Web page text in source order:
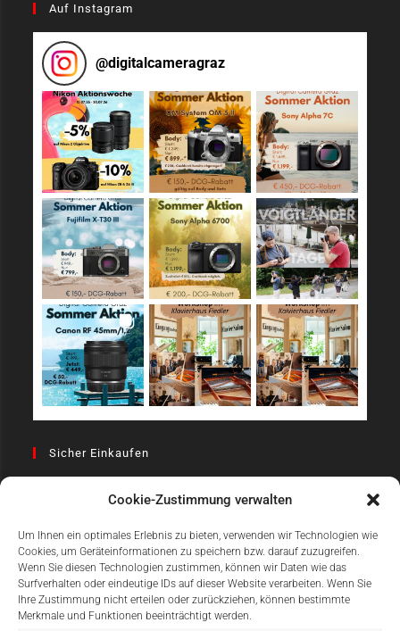
Cookie-Zustimmung verwalten
Um Ihnen ein optimales Erlebnis zu bieten, verwenden wir Technologien wie
Cookies, um Geräteinformationen zu speichern bzw. darauf zuzugreifen.
Wenn Sie diesen Technologien zustimmen, können wir Daten wie das
Surfverhalten oder eindeutige IDs auf dieser Website verarbeiten. Wenn Sie
Ihre Zustimmung nicht erteilen oder zurückziehen, können bestimmte
Merkmale und Funktionen beeinträchtigt werden.
Auf Instagram
@digitalcameragraz
Sicher Einkaufen
Einfach Online Bezahlen